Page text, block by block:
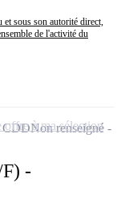
sous son autorité direct,
de l'activité du
-
CDDNon renseigné
offre à ma sélection